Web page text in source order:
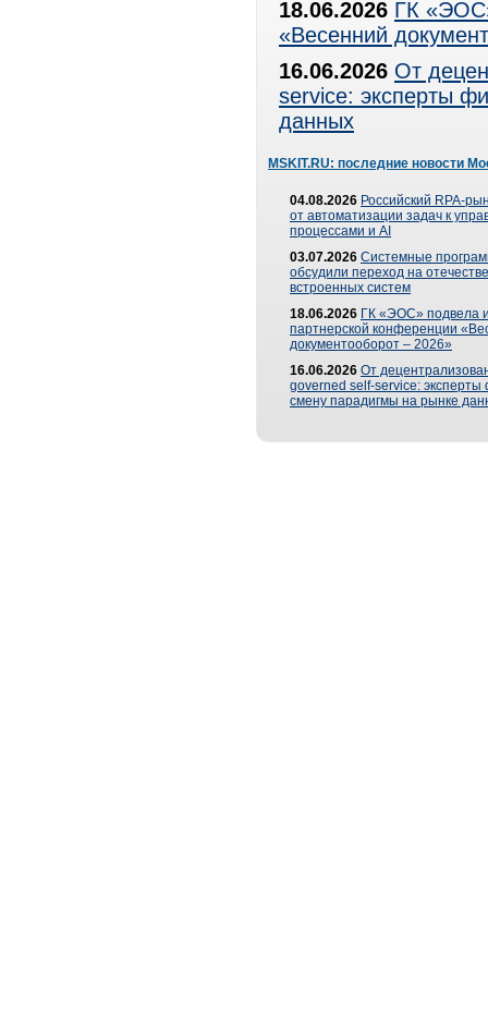
18.06.2026 ГК
«Весенний
16.06.2026 От
service: эксперты
данных
MSKIT.RU: последние новости
04.08.2026 Российский RPA-
от автоматизации задач к
процессами и AI
03.07.2026 Системные
обсудили переход на
встроенных систем
18.06.2026 ГК «ЭОС» подвела
партнерской конференции
документооборот – 2026»
16.06.2026 От
governed self-service: эксперты
смену парадигмы на рынке